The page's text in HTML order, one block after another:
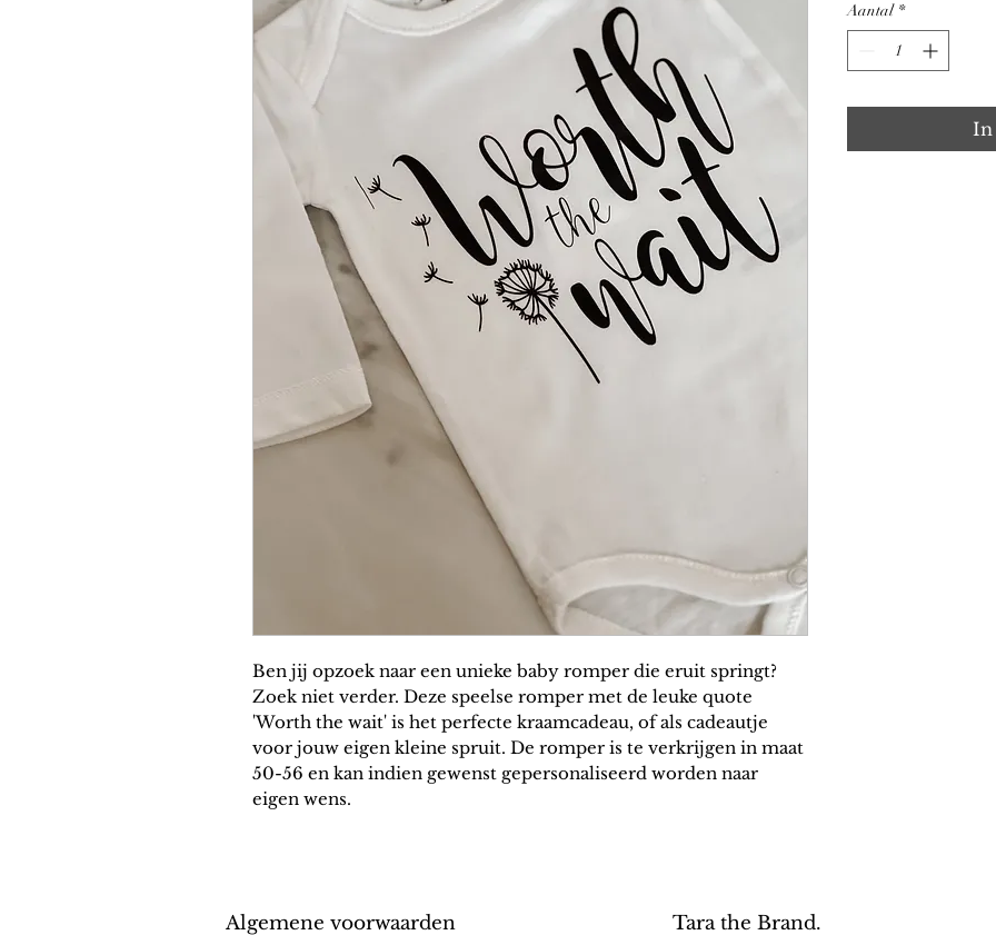
Ben jij opzoek naar een unieke baby romper die eruit springt?
Zoek niet verder. Deze speelse romper met de leuke quote
'Worth the wait' is het perfecte kraamcadeau, of als cadeautje
voor jouw eigen kleine spruit. De romper is te verkrijgen in maat
50-56 en kan indien gewenst gepersonaliseerd worden naar
eigen wens.
Aantal *
In
Algemene voorwaarden Tara the Brand.